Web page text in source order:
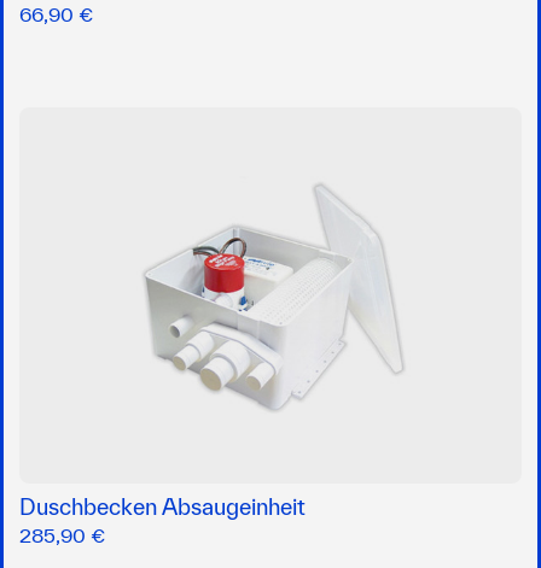
66,90 €
Duschbecken Absaugeinheit
285,90 €